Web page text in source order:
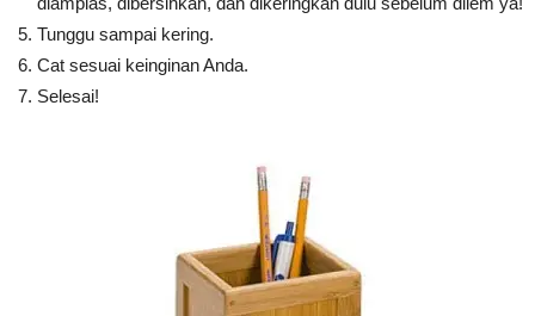
Tunggu sampai kering.
Cat sesuai keinginan Anda.
Selesai!